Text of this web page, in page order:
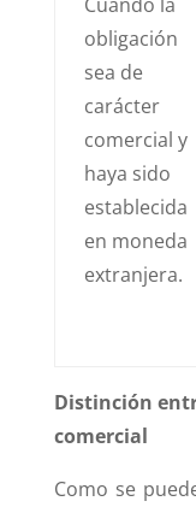
Cuando la
obligación
sea de
carácter
comercial y
haya sido
establecida
en moneda
extranjera.
Distinción
comercial
Como se